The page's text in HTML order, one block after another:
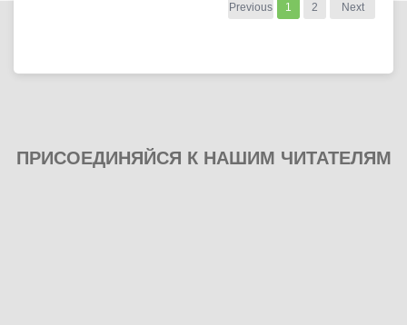
Previous 1 2 Next
ПРИСОЕДИНЯЙСЯ К НАШИМ ЧИТАТЕЛЯМ